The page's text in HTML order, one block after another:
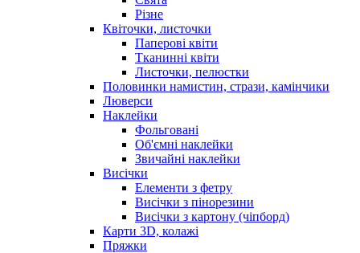
Різне
Квіточки, листочки
Паперові квіти
Тканинні квіти
Листочки, пелюстки
Половинки намистин, стрази, камінчики
Люверси
Наклейки
Фольговані
Об'ємні наклейки
Звичайні наклейки
Висічки
Елементи з фетру
Висічки з пінорезини
Висічки з картону (чіпборд)
Карти 3D, колажі
Пряжки